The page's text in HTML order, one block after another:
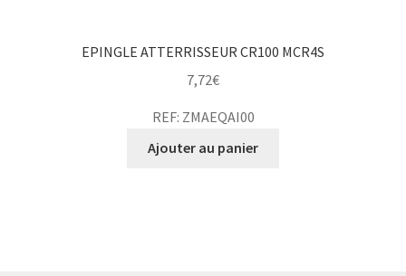
EPINGLE ATTERRISSEUR CR100 MCR4S
7,72€
REF: ZMAEQAI00
Ajouter au panier